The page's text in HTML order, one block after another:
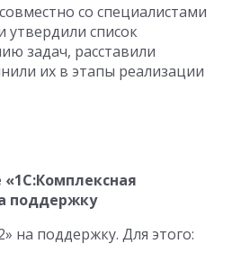
со специалистами
утвердили список
задач, расставили
их в этапы реализации
поддержку
на поддержку. Для этого: